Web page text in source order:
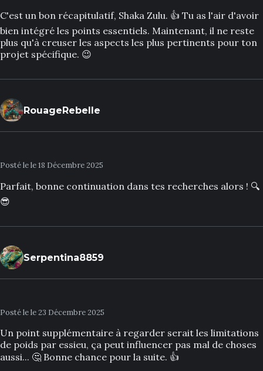
C'est un bon récapitulatif, Shaka Zulu. 👍 Tu as l'air d'avoir
bien intégré les points essentiels. Maintenant, il ne reste
plus qu'à creuser les aspects les plus pertinents pour ton
projet spécifique. 😉
RouageRebelle
Posté le le 18 Décembre 2025
Parfait, bonne continuation dans tes recherches alors ! 🔍
😎
Serpentina8859
Posté le le 23 Décembre 2025
Un point supplémentaire à regarder serait les limitations
de poids par essieu, ça peut influencer pas mal de choses
aussi... 🤔 Bonne chance pour la suite. 👍